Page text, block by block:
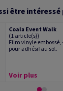
être intéressé
Coala Event Walk
(1 article(s))
Film vinyle
pour adhésif au sol.
Voir plus